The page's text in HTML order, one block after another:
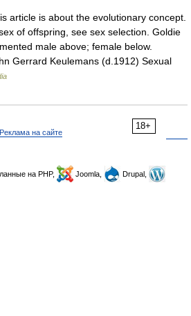
article is about the evolutionary concept.
of offspring, see sex selection. Goldie
male above; female below.
Gerrard Keulemans (d.1912) Sexual
18+
Реклама на сайте
на PHP, Joomla,
Drupal,